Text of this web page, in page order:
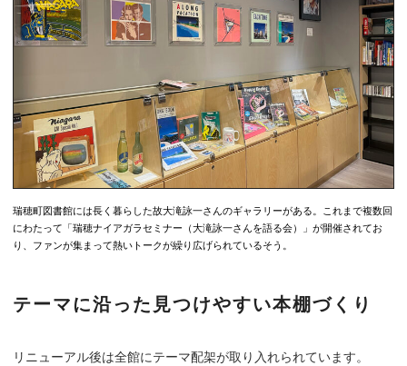
瑞穂町図書館には長く暮らした故大滝詠一さんのギャラリーがある。これまで複数回
にわたって「瑞穂ナイアガラセミナー（大滝詠一さんを語る会）」が開催されてお
り、ファンが集まって熱いトークが繰り広げられているそう。
テーマに沿った見つけやすい本棚づくり
リニューアル後は全館にテーマ配架が取り入れられています。